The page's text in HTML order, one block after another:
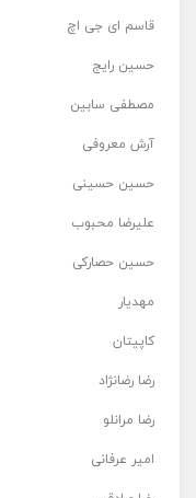
قاسم ای جی اچ
حسین رایج
مصطفی سابین
آرش معروفی
حسین حسینی
علیرضا محبوب
حسین حصارکی
مهدیار
کاپیتان
رضا رضانژاد
رضا مرانلو
امیر عرفانی